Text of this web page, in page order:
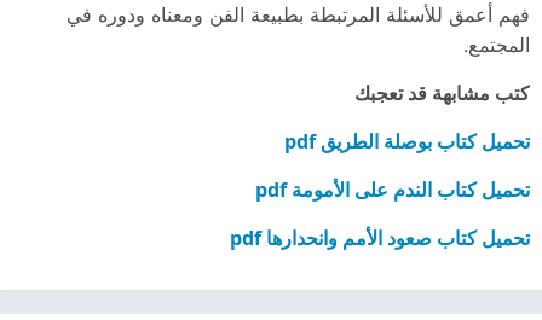
فهم أعمق للأسئلة المرتبطة بطبيعة الفن ومعناه ودوره في
المجتمع.
كتب مشابهة قد تعجبك
تحميل كتاب بوصلة الطريق pdf
تحميل كتاب الندم على الأمومة pdf
تحميل كتاب صعود الأمم وانحدارها pdf